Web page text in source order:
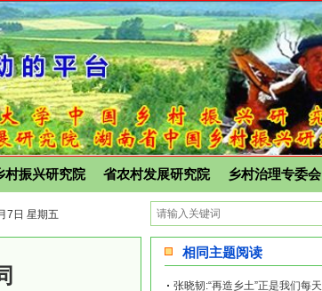
村振兴研究院 省农村发展研究院 乡村治理专委会
7日 星期五
相同主题阅读